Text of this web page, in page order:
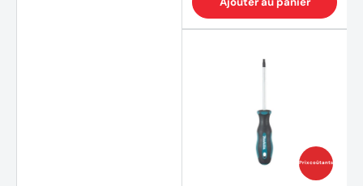
Prix coûtants